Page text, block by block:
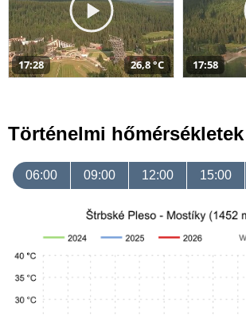
17:28 26,8 °C 17:58
Történelmi hőmérsékletek
06:00 09:00 12:00 15:00